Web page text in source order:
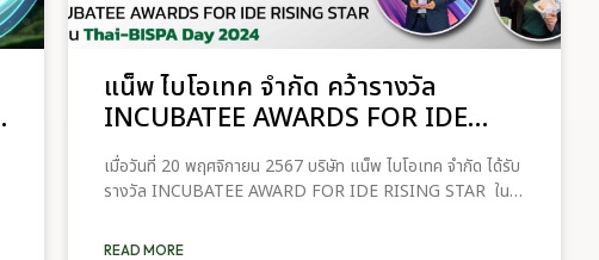
แน็พ ไบโอเทค จำกัด คว้ารางวัล
INCUBATEE AWARDS FOR IDE
RISING STAR ในงาน Thai-BISPA
Day 2024
เมื่อวันที่ 20 พฤศจิกายน 2567 บริษัท แน็พ ไบโอเทค จำกัด ได้รับ
รางวัล INCUBATEE AWARD FOR IDE RISING STAR ใน
Innovation Intermediaries as
READ MORE